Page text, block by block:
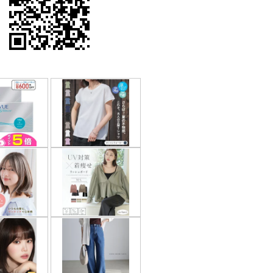
はマジメに受け取らないで